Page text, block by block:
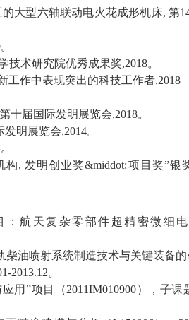
大型六轴联动电火花成形机床, 第
。
技术研究院优秀成果奖,2018。
工作中表现突出的科技工作者,2018
第十届国际发明展览会,2018。
发明展览会,2014。
。
构, 发明创业奖&middot;项目奖”银
：航天复杂零部件超精密微细
柴油喷射系统制造技术与关键装备
2013.12。
应用”项目（2011IM010900），子课